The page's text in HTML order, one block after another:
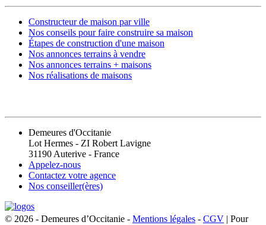
Constructeur de maison par ville
Nos conseils pour faire construire sa maison
Étapes de construction d'une maison
Nos annonces terrains à vendre
Nos annonces terrains + maisons
Nos réalisations de maisons
Demeures d'Occitanie
Lot Hermes - ZI Robert Lavigne
31190 Auterive - France
Appelez-nous
Contactez votre agence
Nos conseiller(ères)
© 2026 - Demeures d’Occitanie - Mentions légales - CGV | Pour